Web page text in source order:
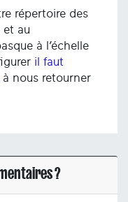
répertoire des
et au
à l’échelle
il faut
à nous retourner
?